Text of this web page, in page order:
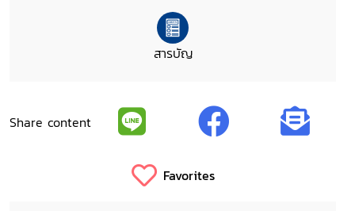
สารบัญ
Share content
Favorites